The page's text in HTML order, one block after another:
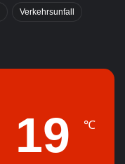
Verkehrsunfall
19 ℃